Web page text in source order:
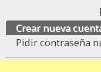
Crear nueva
Pidir contraseña